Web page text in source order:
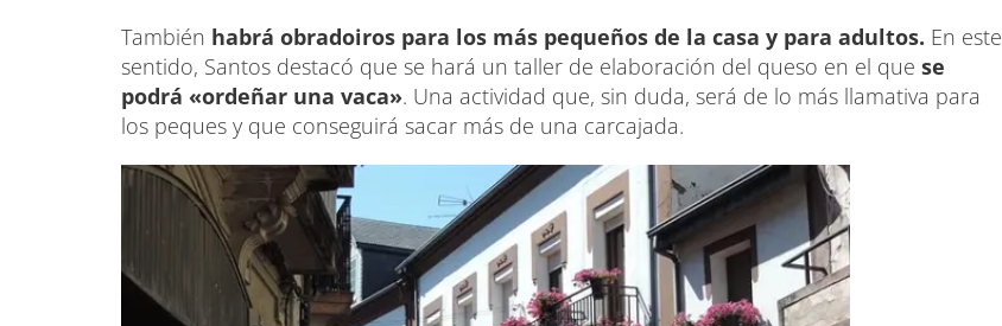
También habrá obradoiros para los más pequeños de la casa y para adultos. En este
sentido, Santos destacó que se hará un taller de elaboración del queso en el que se
podrá «ordeñar una vaca». Una actividad que, sin duda, será de lo más llamativa para
los peques y que conseguirá sacar más de una carcajada.